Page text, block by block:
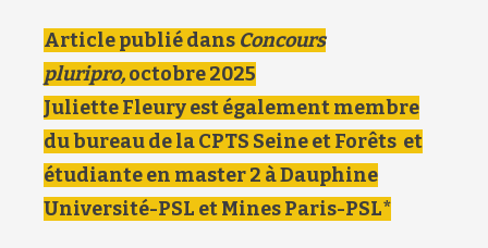
Article publié dans Concours
pluripro,octobre 2025
Juliette Fleury est également membre
du bureau de la CPTS Seine et Forêts et
étudiante en master 2 à Dauphine
Université-PSL et Mines Paris-PSL*